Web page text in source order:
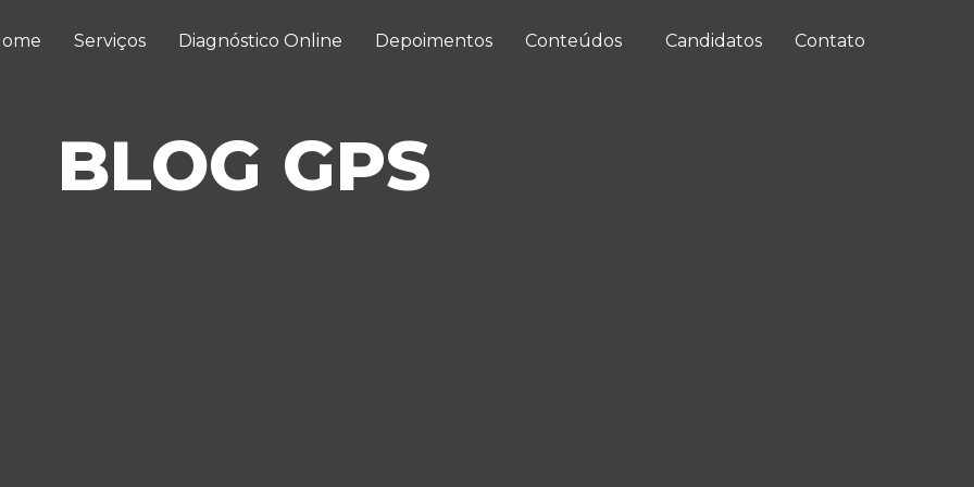
Serviços Diagnóstico Online Depoimentos Conteúdos Candidatos Contato
BLOG GPS